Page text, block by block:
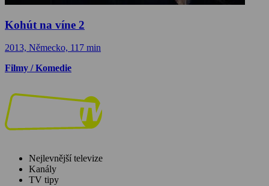
Kohút na víne 2
2013, Německo, 117 min
Filmy / Komedie
Nejlevnější televize
Kanály
TV tipy